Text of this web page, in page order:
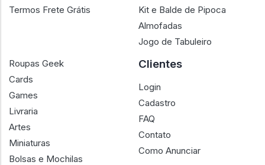
Termos Frete Grátis
Kit e Balde de Pipoca
Almofadas
Jogo de Tabuleiro
Roupas Geek
Cards
Games
Livraria
Artes
Miniaturas
Bolsas e Mochilas
Clientes
Login
Cadastro
FAQ
Contato
Como Anunciar